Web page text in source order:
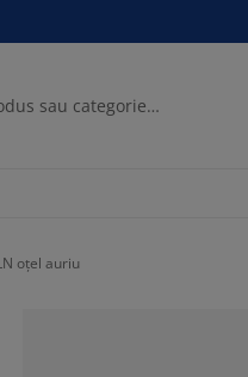
oțel auriu